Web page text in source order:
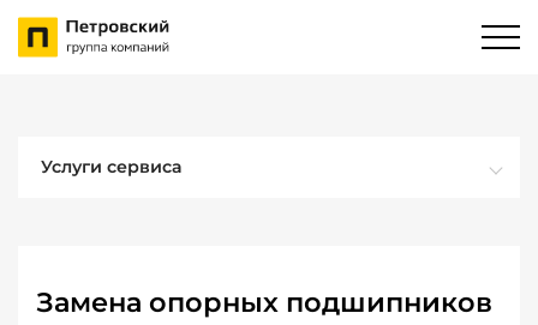
Услуги сервиса
Замена опорных подшипников